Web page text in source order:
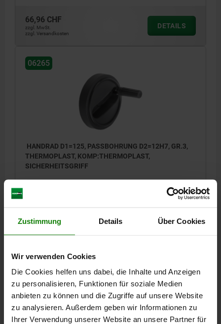
Zustimmung Details Über Cookies
Wir verwenden Cookies
Die Cookies helfen uns dabei, die Inhalte und Anzeigen
zu personalisieren, Funktionen für soziale Medien
anbieten zu können und die Zugriffe auf unsere Website
zu analysieren. Außerdem geben wir Informationen zu
Ihrer Verwendung unserer Website an unsere Partner für
66,96 CHF
zzgl. MwSt.
zzgl. Versandkosten
DETAILS
06265
HANDRAD D1=125, PASSBOHRUNG D2=12H7, GR.3,
THERMOPLAST, KOMP:THERMOPLAST,
SICHERHEITSGRIFF
D5=M6
D6=20 A1=4 H=23,3
L1=18,5
L2=58,4
67,50 CHF
zzgl. Versandkosten
06265